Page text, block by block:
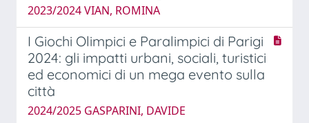
2023/2024 VIAN, ROMINA
I Giochi Olimpici e Paralimpici di Parigi
2024: gli impatti urbani, sociali, turistici
ed economici di un mega evento sulla
città
2024/2025 GASPARINI, DAVIDE